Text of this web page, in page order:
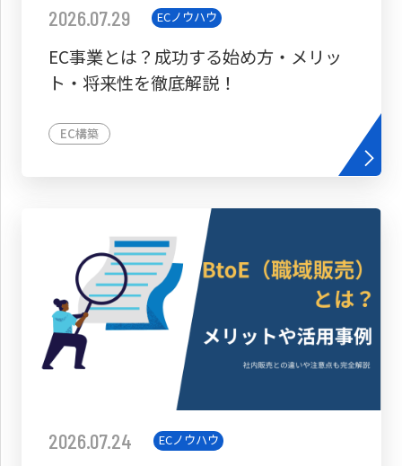
2026.07.29 ECノウハウ
EC事業とは？成功する始め方・メリッ
ト・将来性を徹底解説！
EC構築
2026.07.24 ECノウハウ